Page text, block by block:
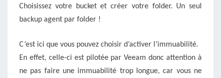
Choisissez votre bucket et créer votre folder. Un seul
backup agent par folder !
C’est ici que vous pouvez choisir d’activer l’immuabilité.
En effet, celle-ci est pilotée par Veeam donc attention à
ne pas faire une immuabilité trop longue, car vous ne